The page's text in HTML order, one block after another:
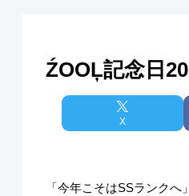
ŹOOĻ記念日
X
「今年こそはSSランクへ」